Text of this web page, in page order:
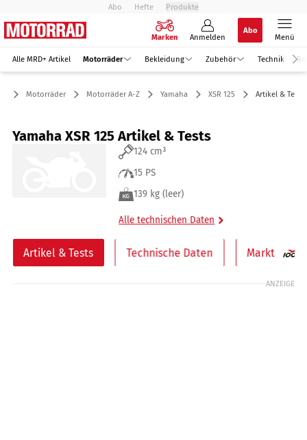
Abo Hefte Produkte
Marken Anmelden
Abo
Menü
Alle MRD+ Artikel Motorräder Bekleidung Zubehör Technik
Motorräder Motorräder A-Z Yamaha XSR 125 Artikel & Tests
Yamaha XSR 125 Artikel & Tests
124 cm³
15 PS
139 kg (leer)
Alle technischen Daten
Artikel & Tests Technische Daten Markt
ANZEIGE